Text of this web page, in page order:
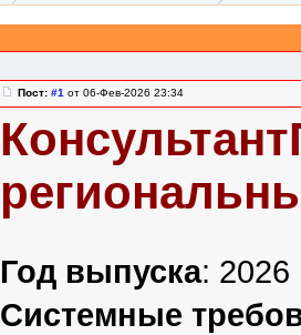
Пост: #1 от 06-Фев-2026 23:34
Год выпуска: 2026
Системные